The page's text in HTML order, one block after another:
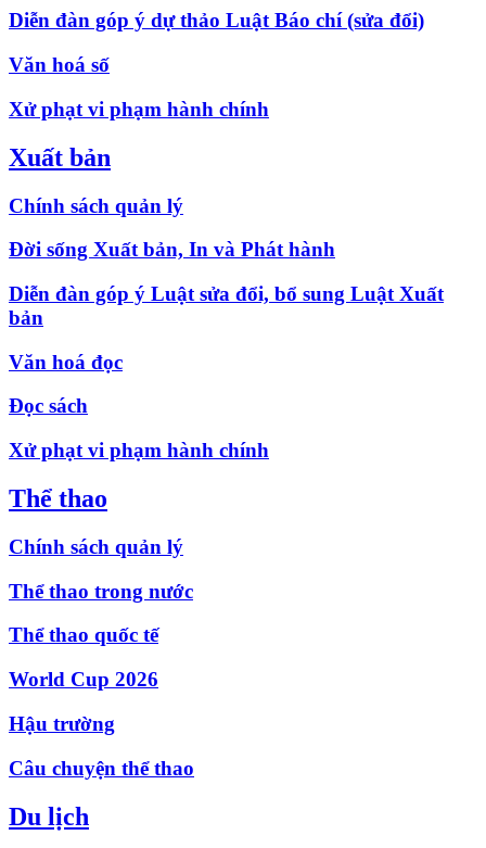
Diễn đàn góp ý dự thảo Luật Báo chí (sửa đổi)
Văn hoá số
Xử phạt vi phạm hành chính
Xuất bản
Chính sách quản lý
Đời sống Xuất bản, In và Phát hành
Diễn đàn góp ý Luật sửa đổi, bổ sung Luật Xuất
bản
Văn hoá đọc
Đọc sách
Xử phạt vi phạm hành chính
Thể thao
Chính sách quản lý
Thể thao trong nước
Thể thao quốc tế
World Cup 2026
Hậu trường
Câu chuyện thể thao
Du lịch